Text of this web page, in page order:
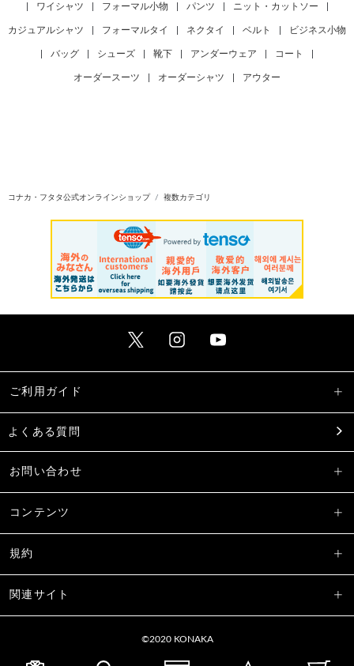
ワイシャツ フォーマル小物 パンツ ニット・カットソー
カジュアルシャツ フォーマルタイ ネクタイ ベルト ビジネス小物
バッグ シューズ 靴下 アンダーウェア コート
オーダースーツ オーダーシャツ アウター
コナカ・フタタ公式オンラインショップ 複数カテゴリ
ご利用ガイド
よくある質問
お問い合わせ
コンテンツ
規約
関連サイト
©2020 KONAKA